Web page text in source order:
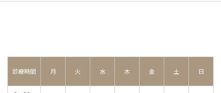
診療時間 月 火 水 木 金 土 日